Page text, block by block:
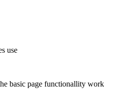
use
basic page functionallity work